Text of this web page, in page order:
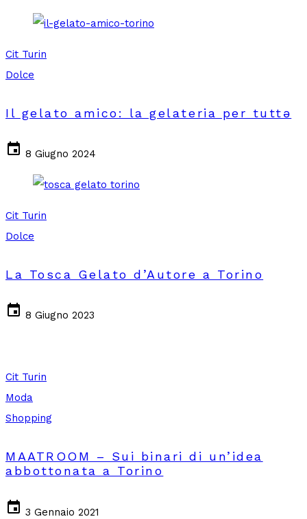
Cit Turin
Dolce
Il gelato amico: la gelateria per tuttə
event 8 Giugno 2024
Cit Turin
Dolce
La Tosca Gelato d’Autore a Torino
event 8 Giugno 2023
Cit Turin
Moda
Shopping
MAATROOM – Sui binari di un’idea
abbottonata a Torino
event 3 Gennaio 2021